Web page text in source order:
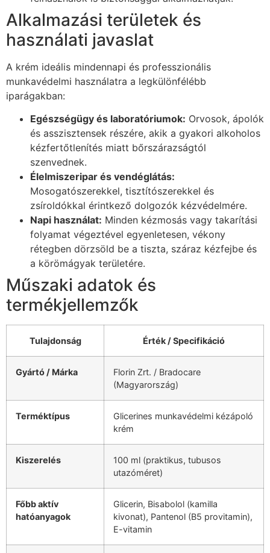
Alkalmazási területek és
használati javaslat
A krém ideális mindennapi és professzionális
munkavédelmi használatra a legkülönfélébb
iparágakban:
Egészségügy és laboratóriumok: Orvosok, ápolók
és asszisztensek részére, akik a gyakori alkoholos
kézfertőtlenítés miatt bőrszárazságtól
szenvednek.
Élelmiszeripar és vendéglátás:
Mosogatószerekkel, tisztítószerekkel és
zsíroldókkal érintkező dolgozók kézvédelmére.
Napi használat: Minden kézmosás vagy takarítási
folyamat végeztével egyenletesen, vékony
rétegben dörzsöld be a tiszta, száraz kézfejbe és
a körömágyak területére.
Műszaki adatok és
termékjellemzők
Tulajdonság Érték / Specifikáció
Gyártó / Márka
Florin Zrt. / Bradocare
(Magyarország)
Terméktípus
Glicerines munkavédelmi kézápoló
krém
Kiszerelés
100 ml (praktikus, tubusos
utazóméret)
Főbb aktív
hatóanyagok
Glicerin, Bisabolol (kamilla
kivonat), Pantenol (B5 provitamin),
E-vitamin